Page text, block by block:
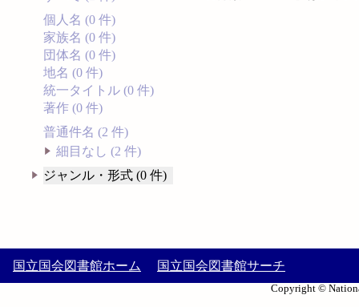
個人名 (0 件)
家族名 (0 件)
団体名 (0 件)
地名 (0 件)
統一タイトル (0 件)
著作 (0 件)
普通件名 (2 件)
細目なし (2 件)
ジャンル・形式 (0 件)
国立国会図書館ホーム 国立国会図書館サーチ
Copyright ©